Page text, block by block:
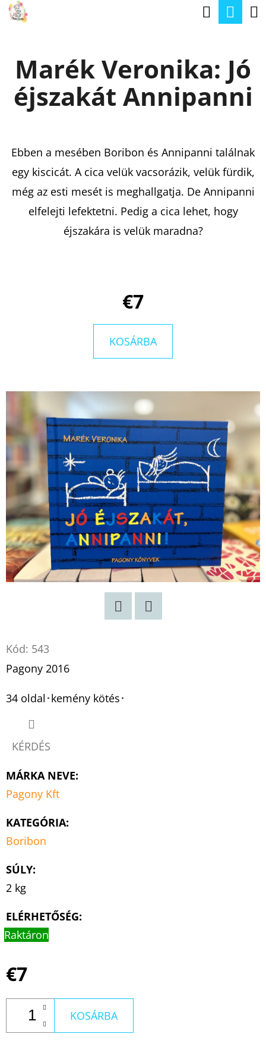
Ugrás
tartalomhoz
Marék Veronika: Jó
éjszakát Annipanni
Ebben a mesében Boribon és Annipanni találnak
egy kiscicát. A cica velük vacsorázik, velük fürdik,
még az esti mesét is meghallgatja. De Annipanni
elfelejti lefektetni. Pedig a cica lehet, hogy
éjszakára is velük maradna?
€7
KOSÁRBA
Kód: 543
Pagony 2016
34 oldal･kemény kötés･
KÉRDÉS
MÁRKA NEVE:
Pagony Kft
KATEGÓRIA:
Boribon
SÚLY:
2 kg
ELÉRHETŐSÉG:
Raktáron
€7
KOSÁRBA
K
M
E
R
E
KERESÉS
Á
L
J
U
K
ELLIE
MIDWOOD:
MAUTHAUSEN
GYERMEKE
€10,90
Korábbi:
€15,90